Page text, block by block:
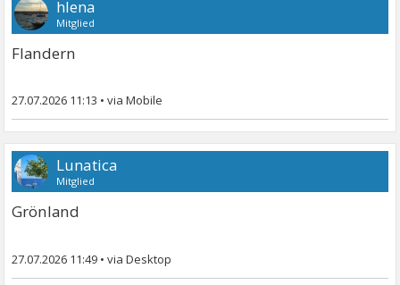
hlena
Mitglied
Flandern
27.07.2026 11:13 •
Lunatica
Mitglied
Grönland
27.07.2026 11:49 •